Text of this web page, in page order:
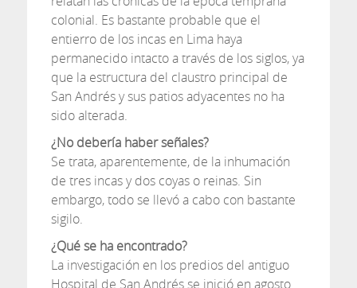
colonial. Es bastante probable que el
entierro de los incas en Lima haya
permanecido intacto a través de los siglos, ya
que la estructura del claustro principal de
San Andrés y sus patios adyacentes no ha
sido alterada.
¿No debería haber señales?
Se trata, aparentemente, de la inhumación
de tres incas y dos coyas o reinas. Sin
embargo, todo se llevó a cabo con bastante
sigilo.
¿Qué se ha encontrado?
La investigación en los predios del antiguo
Hospital de San Andrés se inició en agosto